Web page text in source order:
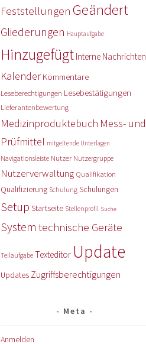
Feststellungen Geändert
Gliederungen Hauptaufgabe
Hinzugefügt Interne Nachrichten
Kalender Kommentare
Leseberechtigungen Lesebestätigungen
Lieferantenbewertung
Medizinproduktebuch Mess- und
Prüfmittel mitgeltende Unterlagen
Navigationsleiste Nutzer Nutzergruppe
Nutzerverwaltung Qualifikation
Qualifizierung Schulung Schulungen
Setup Startseite Stellenprofil Suche
System technische Geräte
Teilaufgabe Texteditor Update
Updates Zugriffsberechtigungen
Meta
Anmelden